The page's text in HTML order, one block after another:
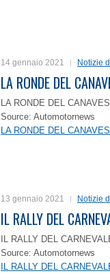
14 gennaio 2021 Notizie
LA RONDE DEL
LA RONDE DEL
Source: Automotornews
LA RONDE DEL
13 gennaio 2021 Notizie
IL RALLY DEL
IL RALLY DEL
Source: Automotornews
IL RALLY DEL